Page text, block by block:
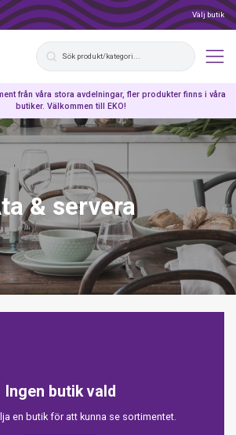
Välj butik
från våra stora avdelningar, fler produkter finns i våra
butiker. Välkommen till EKO!
& servera
Ingen butik vald
en butik för att kunna se sortimentet.